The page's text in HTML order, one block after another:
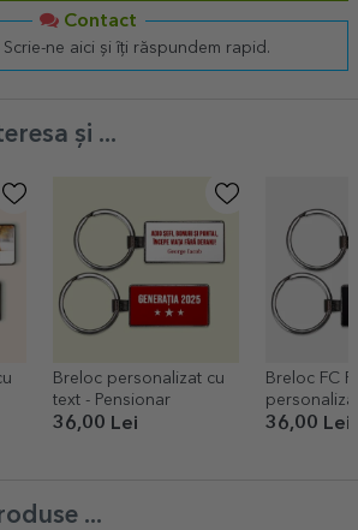
Contact
ne aici și îți răspundem rapid.
și ...
Breloc personalizat cu
text - Pensionar
36,00 Lei
Breloc FC
36,00 Lei
...